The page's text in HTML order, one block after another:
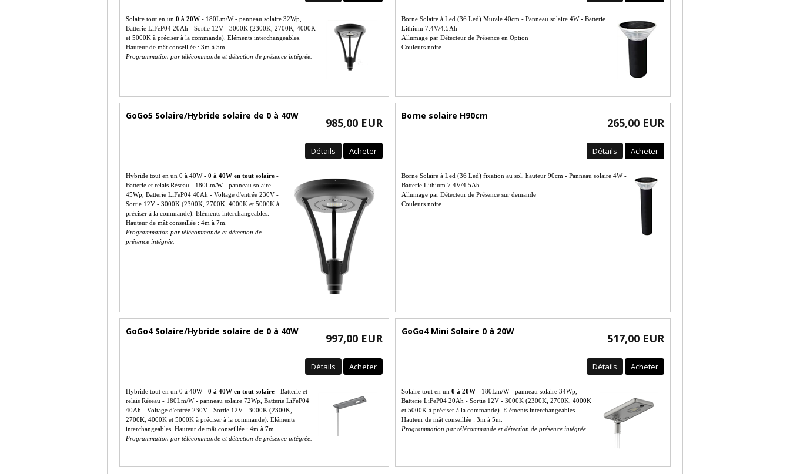
Solaire tout en un 0 à 20W - 180Lm/W - panneau solaire 32Wp,
Batterie LiFeP04 20Ah - Sortie 12V - 3000K (2300K, 2700K, 4000K
et 5000K à préciser à la commande). Eléments interchangeables.
Hauteur de mât conseillée : 3m à 5m.
Programmation par télécommande et détection de présence intégrée.
Borne Solaire à Led (36 Led) Murale 40cm - Panneau solaire 4W - Batterie
Lithium 7.4V/4.5Ah
Allumage par Détecteur de Présence en Option
Couleurs noire.
GoGo5 Solaire/Hybride solaire de 0 à 40W
985,00 EUR
Détails Acheter
Hybride tout en un 0 à 40W- 0 à 40W en tout solaire -
Batterie et relais Réseau - 180Lm/W - panneau solaire
45Wp, Batterie LiFeP04 40Ah - Voltage d'entrée 230V -
Sortie 12V - 3000K (2300K, 2700K, 4000K et 5000K à
préciser à la commande). Eléments interchangeables.
Hauteur de mât conseillée : 4m à 7m.
Programmation par télécommande et détection de
présence intégrée.
Borne solaire H90cm
265,00 EUR
Détails Acheter
Borne Solaire à Led (36 Led) fixation au sol, hauteur 90cm - Panneau solaire 4W -
Batterie Lithium 7.4V/4.5Ah
Allumage par Détecteur de Présence sur demande
Couleurs noire.
GoGo4 Solaire/Hybride solaire de 0 à 40W
997,00 EUR
Détails Acheter
Hybride tout en un 0 à 40W- 0 à 40W en tout solaire - Batterie et
relais Réseau - 180Lm/W - panneau solaire 72Wp, Batterie LiFeP04
40Ah - Voltage d'entrée 230V - Sortie 12V - 3000K (2300K,
2700K, 4000K et 5000K à préciser à la commande). Eléments
interchangeables. Hauteur de mât conseillée : 4m à 7m.
Programmation par télécommande et détection de présence intégrée.
GoGo4 Mini Solaire 0 à 20W
517,00 EUR
Détails Acheter
Solaire tout en un 0 à 20W - 180Lm/W - panneau solaire 34Wp,
Batterie LiFeP04 20Ah - Sortie 12V - 3000K (2300K, 2700K, 4000K
et 5000K à préciser à la commande). Eléments interchangeables.
Hauteur de mât conseillée : 3m à 5m.
Programmation par télécommande et détection de présence intégrée.